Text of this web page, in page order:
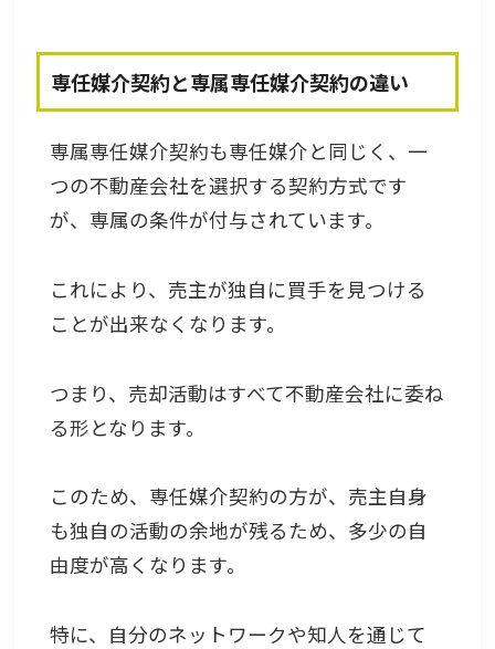
専任媒介契約と専属専任媒介契約の違い
専属専任媒介契約も専任媒介と同じく、一
つの不動産会社を選択する契約方式です
が、専属の条件が付与されています。
これにより、売主が独自に買手を見つける
ことが出来なくなります。
つまり、売却活動はすべて不動産会社に委ね
る形となります。
このため、専任媒介契約の方が、売主自身
も独自の活動の余地が残るため、多少の自
由度が高くなります。
特に、自分のネットワークや知人を通じて